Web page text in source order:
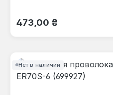
Обычная цена:
473,00 ₴
Нет в наличии